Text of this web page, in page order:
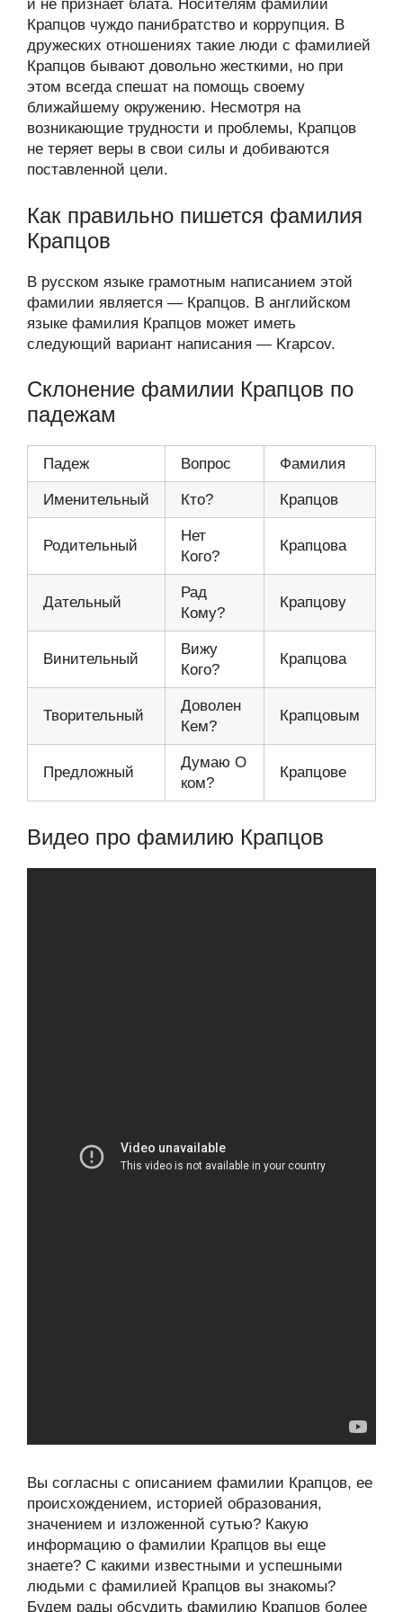
и не признает блата. Носителям фамилии
Крапцов чуждо панибратство и коррупция. В
дружеских отношениях такие люди с фамилией
Крапцов бывают довольно жесткими, но при
этом всегда спешат на помощь своему
ближайшему окружению. Несмотря на
возникающие трудности и проблемы, Крапцов
не теряет веры в свои силы и добиваются
поставленной цели.
Как правильно пишется фамилия
Крапцов
В русском языке грамотным написанием этой
фамилии является — Крапцов. В английском
языке фамилия Крапцов может иметь
следующий вариант написания — Krapcov.
Склонение фамилии Крапцов по
падежам
Падеж Вопрос Фамилия
Именительный Кто? Крапцов
Родительный
Нет
Кого?
Крапцова
Дательный
Рад
Кому?
Крапцову
Винительный
Вижу
Кого?
Крапцова
Творительный
Доволен
Кем?
Крапцовым
Предложный
Думаю О
ком?
Крапцове
Видео про фамилию Крапцов
Вы согласны с описанием фамилии Крапцов, ее
происхождением, историей образования,
значением и изложенной сутью? Какую
информацию о фамилии Крапцов вы еще
знаете? С какими известными и успешными
людьми с фамилией Крапцов вы знакомы?
Будем рады обсудить фамилию Крапцов более